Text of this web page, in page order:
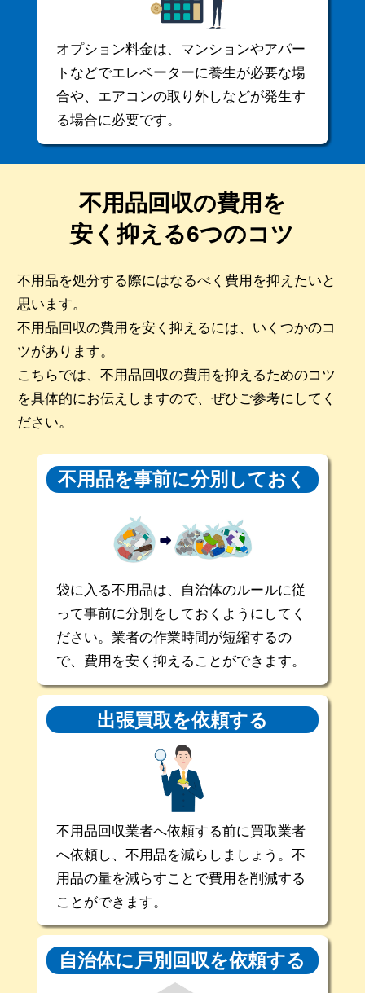
オプション料金は、マンションやアパー
トなどでエレベーターに養生が必要な場
合や、エアコンの取り外しなどが発生す
る場合に必要です。
不用品回収の費用を
安く抑える6つのコツ
不用品を処分する際にはなるべく費用を抑えたいと
思います。
不用品回収の費用を安く抑えるには、いくつかのコ
ツがあります。
こちらでは、不用品回収の費用を抑えるためのコツ
を具体的にお伝えしますので、ぜひご参考にしてく
ださい。
不用品を事前に分別しておく
袋に入る不用品は、自治体のルールに従
って事前に分別をしておくようにしてく
ださい。業者の作業時間が短縮するの
で、費用を安く抑えることができます。
出張買取を依頼する
不用品回収業者へ依頼する前に買取業者
へ依頼し、不用品を減らしましょう。不
用品の量を減らすことで費用を削減する
ことができます。
自治体に戸別回収を依頼する